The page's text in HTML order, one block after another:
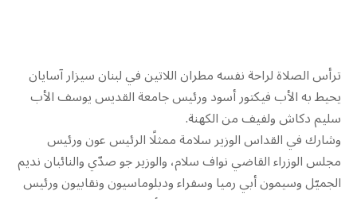
ترأس الصلاة لراحة نفسه مطران اللاتين في لبنان سيزار آسايان
يحيط به الأب فيكتور أسود ورئيس جامعة القديس يوسف الأب
سليم دكاش ولفيف من الكهنة.
وشارك في القداس الوزير سلامة ممثلًا الرئيس عون ورئيس
مجلس الوزراء القاضي نواف سلام، والوزير جو صدّي والنائبان نديم
الجميّل وسيمون أبي رميا وسفراء ودبلوماسيون ونقابيون ورئيس